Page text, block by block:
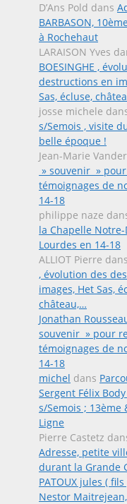
D’Ans Pold dans
BARBASON,
à Rochehaut
LARAISON Yves
BOESINGHE ,
destructions en
Sas, écluse,
josse michele
s/Semois , visite
belle époque !
Jean-Marie
» souvenir »
témoignages de
14-18
philippe naze
la Chapelle
Lourdes en 14-18
ALLIOT Pierre dans
, évolution des
images, Het Sas,
château,…
Jonathan
souvenir » pour
témoignages de
14-18
michel dans
Sergent Félix Body
s/Semois ; 13ème
Ligne
Pierre Castetz
Adresse, petite
durant la Grande
PATOUX jules ( fils
Nestor